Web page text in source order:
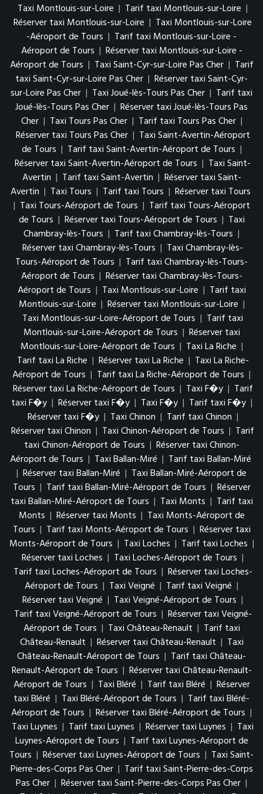
Taxi Montlouis-sur-Loire | Tarif taxi Montlouis-sur-Loire |
Réserver taxi Montlouis-sur-Loire | Taxi Montlouis-sur-Loire
-Aéroport de Tours | Tarif taxi Montlouis-sur-Loire -
Aéroport de Tours | Réserver taxi Montlouis-sur-Loire -
Aéroport de Tours | Taxi Saint-Cyr-sur-Loire Pas Cher | Tarif
taxi Saint-Cyr-sur-Loire Pas Cher | Réserver taxi Saint-Cyr-
sur-Loire Pas Cher | Taxi Joué-lès-Tours Pas Cher | Tarif taxi
Joué-lès-Tours Pas Cher | Réserver taxi Joué-lès-Tours Pas
Cher | Taxi Tours Pas Cher | Tarif taxi Tours Pas Cher |
Réserver taxi Tours Pas Cher | Taxi Saint-Avertin-Aéroport
de Tours | Tarif taxi Saint-Avertin-Aéroport de Tours |
Réserver taxi Saint-Avertin-Aéroport de Tours | Taxi Saint-
Avertin | Tarif taxi Saint-Avertin | Réserver taxi Saint-
Avertin | Taxi Tours | Tarif taxi Tours | Réserver taxi Tours
| Taxi Tours-Aéroport de Tours | Tarif taxi Tours-Aéroport
de Tours | Réserver taxi Tours-Aéroport de Tours | Taxi
Chambray-lès-Tours | Tarif taxi Chambray-lès-Tours |
Réserver taxi Chambray-lès-Tours | Taxi Chambray-lès-
Tours-Aéroport de Tours | Tarif taxi Chambray-lès-Tours-
Aéroport de Tours | Réserver taxi Chambray-lès-Tours-
Aéroport de Tours | Taxi Montlouis-sur-Loire | Tarif taxi
Montlouis-sur-Loire | Réserver taxi Montlouis-sur-Loire |
Taxi Montlouis-sur-Loire-Aéroport de Tours | Tarif taxi
Montlouis-sur-Loire-Aéroport de Tours | Réserver taxi
Montlouis-sur-Loire-Aéroport de Tours | Taxi La Riche |
Tarif taxi La Riche | Réserver taxi La Riche | Taxi La Riche-
Aéroport de Tours | Tarif taxi La Riche-Aéroport de Tours |
Réserver taxi La Riche-Aéroport de Tours | Taxi F�y | Tarif
taxi F�y | Réserver taxi F�y | Taxi F�y | Tarif taxi F�y |
Réserver taxi F�y | Taxi Chinon | Tarif taxi Chinon |
Réserver taxi Chinon | Taxi Chinon-Aéroport de Tours | Tarif
taxi Chinon-Aéroport de Tours | Réserver taxi Chinon-
Aéroport de Tours | Taxi Ballan-Miré | Tarif taxi Ballan-Miré
| Réserver taxi Ballan-Miré | Taxi Ballan-Miré-Aéroport de
Tours | Tarif taxi Ballan-Miré-Aéroport de Tours | Réserver
taxi Ballan-Miré-Aéroport de Tours | Taxi Monts | Tarif taxi
Monts | Réserver taxi Monts | Taxi Monts-Aéroport de
Tours | Tarif taxi Monts-Aéroport de Tours | Réserver taxi
Monts-Aéroport de Tours | Taxi Loches | Tarif taxi Loches |
Réserver taxi Loches | Taxi Loches-Aéroport de Tours |
Tarif taxi Loches-Aéroport de Tours | Réserver taxi Loches-
Aéroport de Tours | Taxi Veigné | Tarif taxi Veigné |
Réserver taxi Veigné | Taxi Veigné-Aéroport de Tours |
Tarif taxi Veigné-Aéroport de Tours | Réserver taxi Veigné-
Aéroport de Tours | Taxi Château-Renault | Tarif taxi
Château-Renault | Réserver taxi Château-Renault | Taxi
Château-Renault-Aéroport de Tours | Tarif taxi Château-
Renault-Aéroport de Tours | Réserver taxi Château-Renault-
Aéroport de Tours | Taxi Bléré | Tarif taxi Bléré | Réserver
taxi Bléré | Taxi Bléré-Aéroport de Tours | Tarif taxi Bléré-
Aéroport de Tours | Réserver taxi Bléré-Aéroport de Tours |
Taxi Luynes | Tarif taxi Luynes | Réserver taxi Luynes | Taxi
Luynes-Aéroport de Tours | Tarif taxi Luynes-Aéroport de
Tours | Réserver taxi Luynes-Aéroport de Tours | Taxi Saint-
Pierre-des-Corps Pas Cher | Tarif taxi Saint-Pierre-des-Corps
Pas Cher | Réserver taxi Saint-Pierre-des-Corps Pas Cher |